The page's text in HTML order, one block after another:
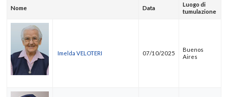
Nome Data
Luogo di
tumulazione
Imelda VELOTERI 07/10/2025
Buenos
Aires